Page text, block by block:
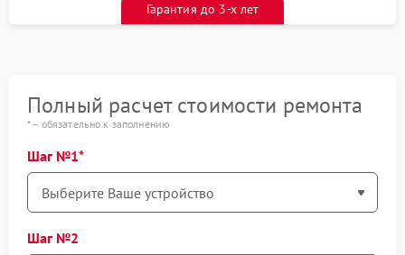
Гарантия до 3-х лет
Полный расчет стоимости ремонта
* – обязательно к заполнению
Шаг №1
Шаг №2